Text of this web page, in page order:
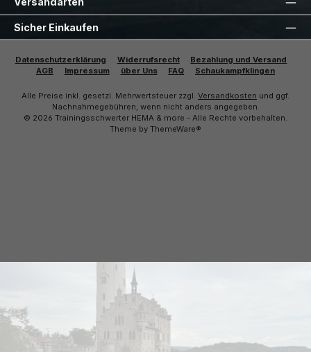
Sicher Einkaufen
Datenschutzerklärung Widerrufsrecht
Bezahlung und Versand
AGB
Impressum über Uns FAQ Schaukampfklingen
Alle Preise inkl. gesetzl. Mehrwertsteuer zzgl. Versandkosten und ggf.
Nachnahmegebühren, wenn nicht anders angegeben.
© 2026 Trainingsschwerter HEMA & more - Alle Rechte vorbehalten.
Theme by ThemeWare®